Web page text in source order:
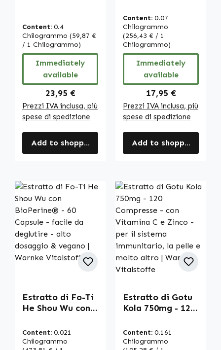
concentrazione e
vegano | Warnke
Vitalstoffe
Content: 0.4
Chilogrammo (59,87 €
/ 1 Chilogrammo)
Immediately
available
Regular price:
23,95 €
Prezzi IVA inclusa, più
spese di spedizione
Add to shopping cart
Capsule - Facili
da deglutire -
Alta
concentrazione &
vegano | Warnke
Vitalstoffe
Content: 0.07
Chilogrammo
(256,43 € / 1
Chilogrammo)
Immediately
available
Regular price:
17,95 €
Prezzi IVA inclusa, più
spese di spedizione
Add to shopping cart
Estratto di Fo-Ti
He Shou Wu con
Capsule - facile
da deglutire -
Content: 0.021
Chilogrammo
Estratto di Gotu
Kola 750mg - 120
Vitamina C e
Zinco - per il
Content: 0.161
Chilogrammo